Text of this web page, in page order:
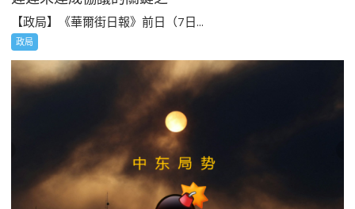
【政局】《華爾街日報》前日（7日...
政局